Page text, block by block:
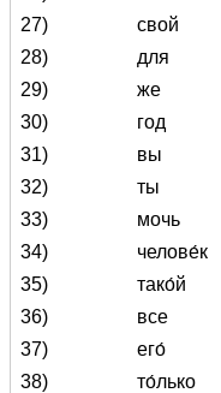
27)
свой
28)
для
29)
же
30)
год
31)
вы
32)
ты
33)
мочь
34)
челове́к
35)
тако́й
36)
все
37)
его́
38)
то́лько